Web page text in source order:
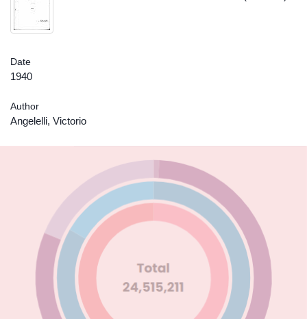
Date
1940
Author
Angelelli, Victorio